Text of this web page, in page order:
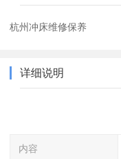
杭州冲床维修保养
详细说明
内容